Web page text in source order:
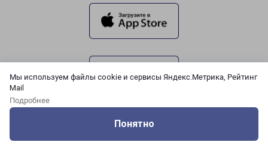
Мы используем файлы cookie и сервисы Яндекс.Метрика, Рейтинг
Mail
Подробнее
Понятно